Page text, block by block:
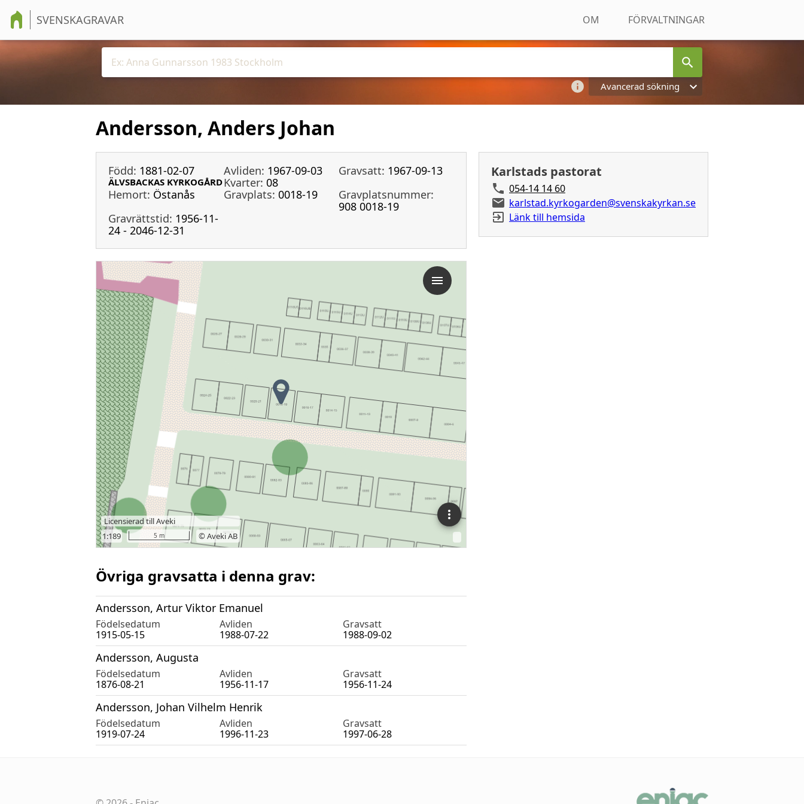
SVENSKAGRAVAR OM FÖRVALTNINGAR
Avancerad sökning
Andersson, Anders Johan
Född: 1881-02-07 Avliden: 1967-09-03 Gravsatt: 1967-09-13
ÄLVSBACKAS KYRKOGÅRDKvarter: 08
Hemort: Östanås Gravplats: 0018-19
Gravplatsnummer:
908 0018-19
Gravrättstid: 1956-11-
24 - 2046-12-31
Övriga gravsatta i denna grav:
Andersson, Artur Viktor Emanuel
Födelsedatum Avliden
Gravsatt
1915-05-15
1988-07-22 1988-09-02
Andersson, Augusta
Födelsedatum Avliden
Gravsatt
1876-08-21
1956-11-17 1956-11-24
Andersson, Johan Vilhelm Henrik
Födelsedatum Avliden
Gravsatt
1919-07-24
1996-11-23 1997-06-28
Karlstads pastorat
054-14 14 60
karlstad.kyrkogarden@svenskakyrkan.se
Länk till hemsida